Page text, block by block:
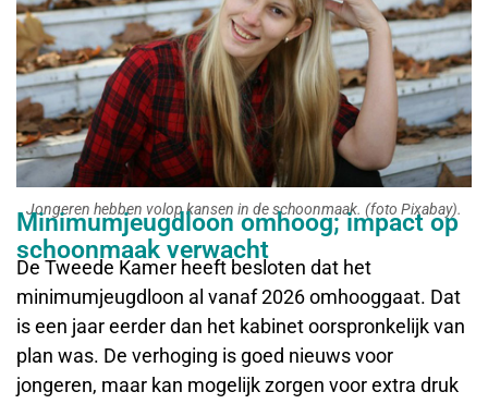
Jongeren hebben volop kansen in de schoonmaak. (foto Pixabay).
Minimumjeugdloon omhoog; impact op
schoonmaak verwacht
De Tweede Kamer heeft besloten dat het
minimumjeugdloon al vanaf 2026 omhooggaat. Dat
is een jaar eerder dan het kabinet oorspronkelijk van
plan was. De verhoging is goed nieuws voor
jongeren, maar kan mogelijk zorgen voor extra druk